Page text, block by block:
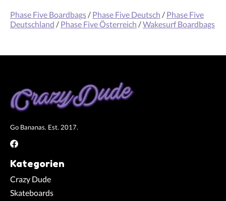
Phase Five Boardbags/ Phase Five Deutsch / Phase Five
Deutschland / Phase Five Österreich /Wakesurf Boardbags
Go Bananas. Est. 2017.
Kategorien
Crazy Dude
Skateboards